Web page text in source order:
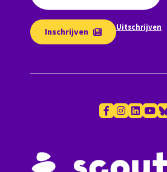
Inschrijven Uitschrijven